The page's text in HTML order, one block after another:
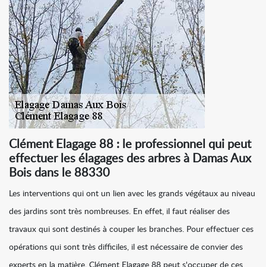
Clément Elagage 88 : le professionnel qui peut
effectuer les élagages des arbres à Damas Aux
Bois dans le 88330
Les interventions qui ont un lien avec les grands végétaux au niveau
des jardins sont très nombreuses. En effet, il faut réaliser des
travaux qui sont destinés à couper les branches. Pour effectuer ces
opérations qui sont très difficiles, il est nécessaire de convier des